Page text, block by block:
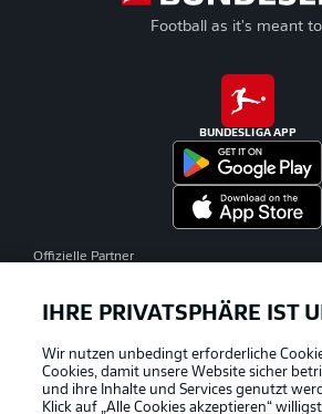
Football as it's meant
BUNDESLIGA APP
Offizielle Partner
IHRE PRIVATSPHÄRE IST
Wir nutzen unbedingt erforderliche
Cookies, damit unsere Website sicher
und ihre Inhalte und Services genutzt
Klick auf „Alle Cookies akzeptieren“